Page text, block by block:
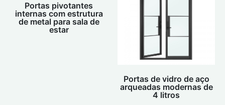
Portas pivotantes
internas com estrutura
de metal para sala de
estar
Portas de vidro de aço
arqueadas modernas de
4 litros